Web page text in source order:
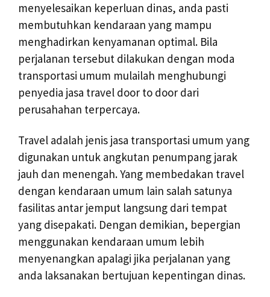
menyelesaikan keperluan dinas, anda pasti
membutuhkan kendaraan yang mampu
menghadirkan kenyamanan optimal. Bila
perjalanan tersebut dilakukan dengan moda
transportasi umum mulailah menghubungi
penyedia jasa travel door to door dari
perusahahan terpercaya.
Travel adalah jenis jasa transportasi umum yang
digunakan untuk angkutan penumpang jarak
jauh dan menengah. Yang membedakan travel
dengan kendaraan umum lain salah satunya
fasilitas antar jemput langsung dari tempat
yang disepakati. Dengan demikian, bepergian
menggunakan kendaraan umum lebih
menyenangkan apalagi jika perjalanan yang
anda laksanakan bertujuan kepentingan dinas.